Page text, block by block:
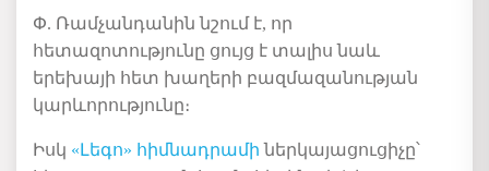
Փ. Ռամչանդանին նշում է, որ
հետազոտությունը ցույց է տալիս նաև
երեխայի հետ խաղերի բազմազանության
կարևորությունը։
Իսկ «Լեգո» հիմնադրամի ներկայացուցիչը՝